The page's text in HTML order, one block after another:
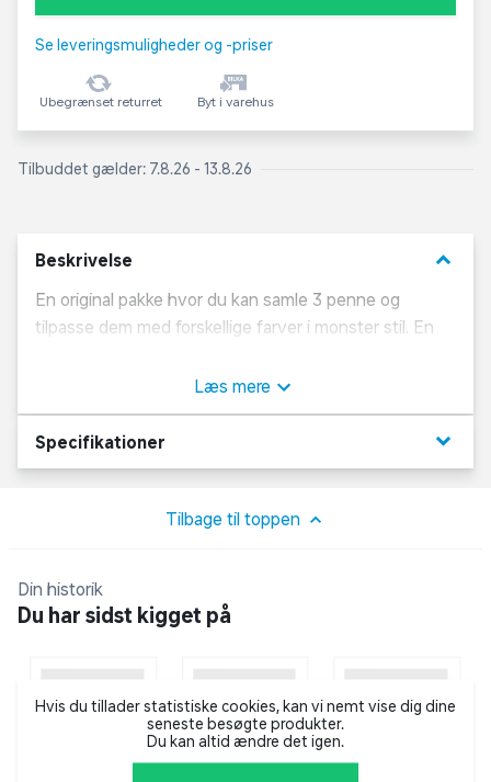
Se leveringsmuligheder og -priser
Ubegrænset returret Byt i varehus
Tilbuddet gælder: 7.8.26 - 13.8.26
Beskrivelse keyboard_arrow_down
En original pakke hvor du kan samle 3 penne og
tilpasse dem med forskellige farver i monster stil. En
forskelligfarvede blæk, 3 figurer og alt nødvendigt
værktøj. Et nyt Idé-sæt der giver børn mulighed for at
skabe og tilpasse deres penne med masser af tilbehør
og dekorationer.
Læs mere
Specifikationer keyboard_arrow_down
Tilbage til toppen
Din historik
Du har sidst kigget på
Hvis du tillader statistiske cookies, kan vi nemt vise dig dine
seneste besøgte produkter.
Du kan altid ændre det igen.